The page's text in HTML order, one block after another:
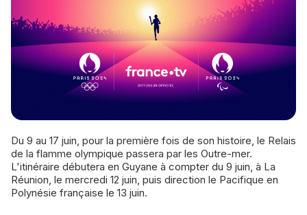
Du 9 au 17 juin, pour la première fois de son histoire, le Relais
de la flamme olympique passera par les Outre-mer.
L'itinéraire débutera en Guyane à compter du 9 juin, à La
Réunion, le mercredi 12 juin, puis direction le Pacifique en
Polynésie française le 13 juin.